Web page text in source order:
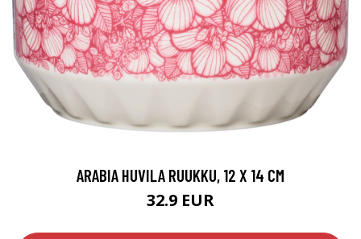
ARABIA HUVILA RUUKKU, 12 X 14 CM
32.9 EUR